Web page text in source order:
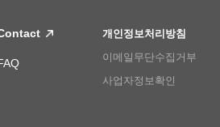
개인정보처리방침
이메일무단수집거부
사업자정보확인